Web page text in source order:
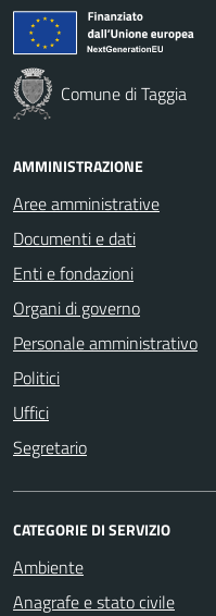
Comune di Taggia
AMMINISTRAZIONE
Aree amministrative
Documenti e dati
Enti e fondazioni
Organi di governo
Personale amministrativo
Politici
Uffici
Segretario
CATEGORIE DI SERVIZIO
Ambiente
Anagrafe e stato civile